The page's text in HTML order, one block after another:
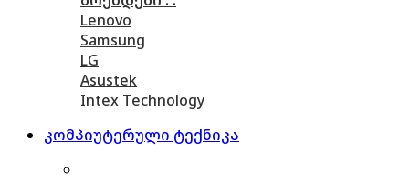
Lenovo
Samsung
LG
Asustek
Intex Technology
კომპიუტერული ტექნიკა